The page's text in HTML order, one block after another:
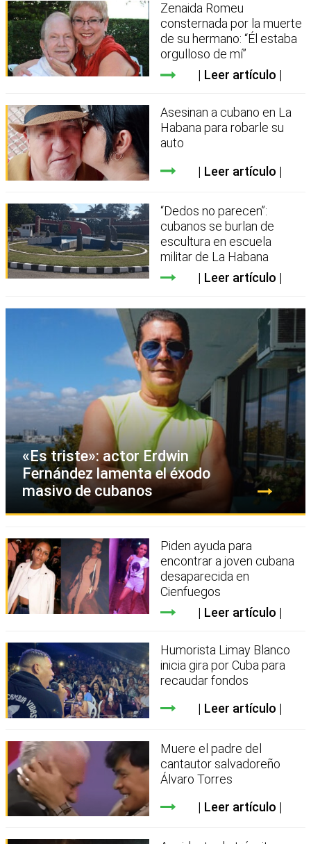
Zenaida Romeu
consternada por la muerte
de su hermano: “Él estaba
orgulloso de mí”
Leer artículo
Asesinan a cubano en La
Habana para robarle su
auto
Leer artículo
“Dedos no parecen”:
cubanos se burlan de
escultura en escuela
militar de La Habana
Leer artículo
«Es triste»: actor Erdwin
Fernández lamenta el éxodo
masivo de cubanos
Piden ayuda para
encontrar a joven cubana
desaparecida en
Cienfuegos
Leer artículo
Humorista Limay Blanco
inicia gira por Cuba para
recaudar fondos
Leer artículo
Muere el padre del
cantautor salvadoreño
Álvaro Torres
Leer artículo